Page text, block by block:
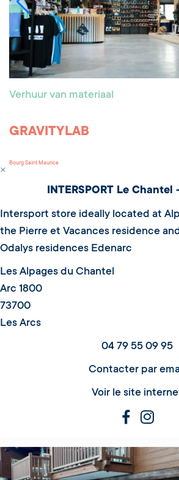
Verhuur van materiaal
GRAVITYLAB
Bourg Saint Maurice
INTERSPORT Le Chantel
Intersport store ideally located at
the Pierre et Vacances residence
Odalys residences Edenarc
Les Alpages du Chantel
Arc 1800
73700
Les Arcs
04 79 55 09 95
Contacter par
Voir le site